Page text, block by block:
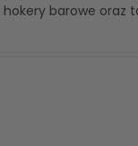
hokery barowe oraz